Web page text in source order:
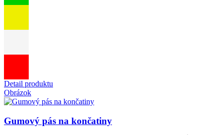
Detail produktu
Obrázok
Gumový pás na končatiny